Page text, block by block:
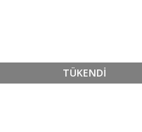
TÜKENDİ